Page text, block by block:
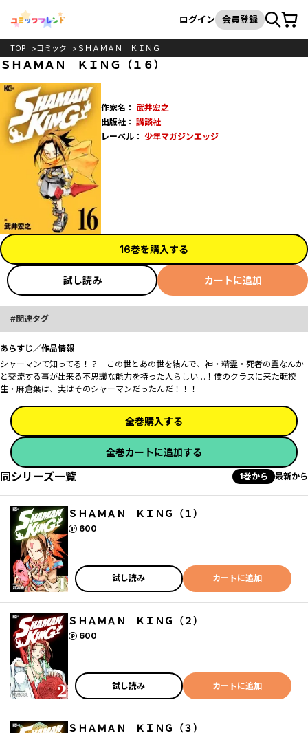
検索
ログイン 会員登録カート
TOP コミック ＳＨＡＭＡＮ ＫＩＮＧ
ＳＨＡＭＡＮ ＫＩＮＧ（１６）
作家名： 武井宏之
出版社： 講談社
レーベル： 少年マガジンエッジ
16巻を購入する
試し読み カートに追加
関連タグ
あらすじ／作品情報
シャーマンて知ってる！？ この世とあの世を結んで、神・精霊・死者の霊なんか
と交流する事が出来る不思議な能力を持った人らしい…！僕のクラスに来た転校
生・麻倉葉は、実はそのシャーマンだったんだ！！！
全巻購入する
全巻カートに追加する
同シリーズ一覧 1巻から 最新から
ＳＨＡＭＡＮ ＫＩＮＧ（１）
600
ポイント
試し読み カートに追加
ＳＨＡＭＡＮ ＫＩＮＧ（２）
600
ポイント
試し読み カートに追加
ＳＨＡＭＡＮ ＫＩＮＧ（３）